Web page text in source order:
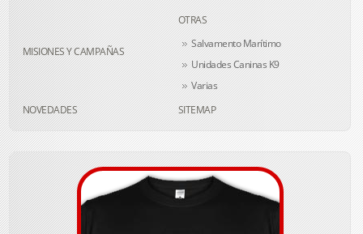
MISIONES Y CAMPAÑAS
OTRAS
Salvamento Marítimo
Unidades Caninas K9
Varias
NOVEDADES
SITEMAP